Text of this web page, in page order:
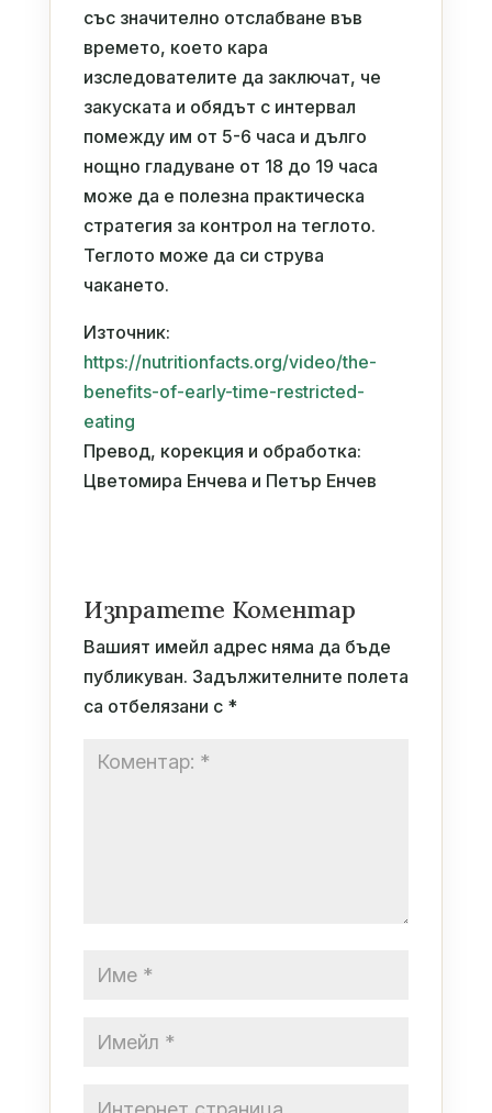
със значително отслабване във
времето, което кара
изследователите да заключат, че
закуската и обядът с интервал
помежду им от 5-6 часа и дълго
нощно гладуване от 18 до 19 часа
може да е полезна практическа
стратегия за контрол на теглото.
Теглото може да си струва
чакането.
Източник:
https://nutritionfacts.org/video/the-
benefits-of-early-time-restricted-
eating
Превод, корекция и обработка:
Цветомира Енчева и Петър Енчев
Изпратете Коментар
Вашият имейл адрес няма да бъде
публикуван. Задължителните полета
са отбелязани с *